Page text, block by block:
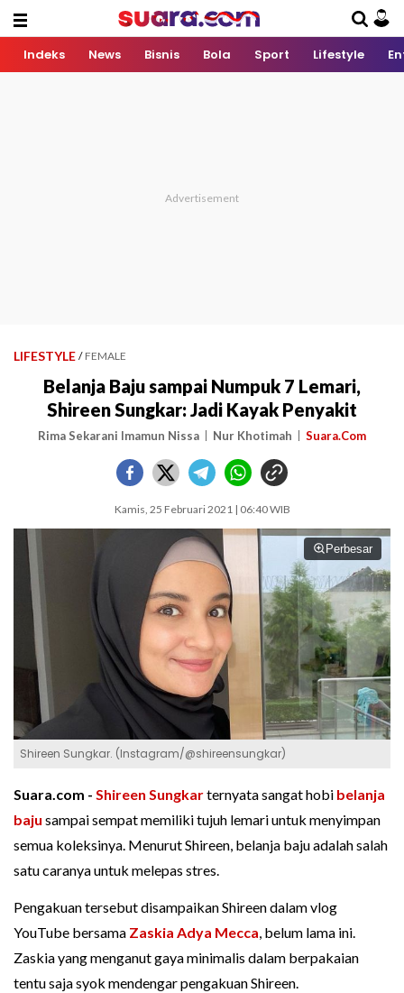
Indeks News Bisnis Bola Sport Lifestyle
LIFESTYLE / FEMALE
Belanja Baju sampai Numpuk 7 Lemari,
Shireen Sungkar: Jadi Kayak Penyakit
Rima Sekarani Imamun Nissa Nur Khotimah Suara.Com
Kamis, 25 Februari 2021 | 06:40 WIB
Perbesar
Shireen Sungkar. (Instagram/@shireensungkar)
Suara.com - Shireen Sungkarternyata sangat hobi belanja
baju sampai sempat memiliki tujuh lemari untuk menyimpan
semua koleksinya. Menurut Shireen, belanja baju adalah salah
satu caranya untuk melepas stres.
Pengakuan tersebut disampaikan Shireen dalam vlog
YouTube bersama Zaskia Adya Mecca, belum lama ini.
Zaskia yang menganut gaya minimalis dalam berpakaian
tentu saja syok mendengar pengakuan Shireen.